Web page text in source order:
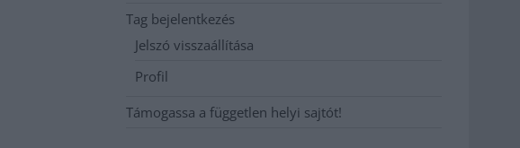
Tag bejelentkezés
Jelszó visszaállítása
Profil
Támogassa a független helyi sajtót!